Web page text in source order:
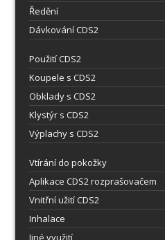
Ředění
Dávkování CDS2
Použití CDS2
Koupele s CDS2
Obklady s CDS2
Klystýr s CDS2
Výplachy s CDS2
Vtírání do pokožky
Aplikace CDS2 rozprašovačem
Vnitřní užití CDS2
Inhalace
Jiné využití